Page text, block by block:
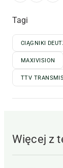
Tagi
CIĄGNIKI
MAXIVISION
TTV
Więcej z